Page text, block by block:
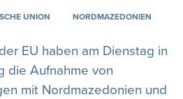
UNION NORDMAZEDONIEN
EU haben am Dienstag in
die Aufnahme von
mit Nordmazedonien und